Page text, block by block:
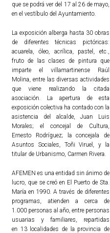
que se podrá ver del 17 al 26 de mayo,
en el vestíbulo del Ayuntamiento.
La exposición alberga hasta 30 obras
de diferentes técnicas pictóricas:
acuarela, óleo, acrílica, pastel, etc.,
fruto de las clases de pintura que
imparte el villamartinense Raúl
Molina, entre las diversas actividades
que viene realizando la citada
asociación. La apertura de esta
exposición colectiva ha contado con la
asistencia del alcalde, Juan Luis
Morales; el concejal de Cultura,
Ernesto Rodríguez; la concejala de
Asuntos Sociales, Toñi Viruel, y la
titular de Urbanismo, Carmen Rivera.
AFEMEN es una entidad sin ánimo de
lucro, que se creó en El Puerto de Sta.
María en 1990. A través de diferentes
programas, atienden a cerca de
1.000 personas al año, entre personas
usuarias y familiares, repartidas
en 13 localidades de la provincia de